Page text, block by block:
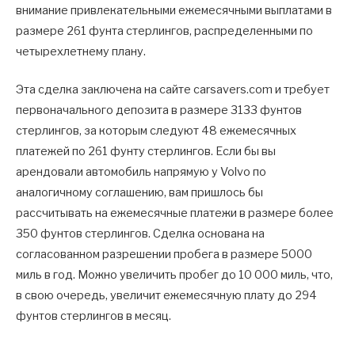
внимание привлекательными ежемесячными выплатами в
размере 261 фунта стерлингов, распределенными по
четырехлетнему плану.
Эта сделка заключена на сайте carsavers.com и требует
первоначального депозита в размере 3133 фунтов
стерлингов, за которым следуют 48 ежемесячных
платежей по 261 фунту стерлингов. Если бы вы
арендовали автомобиль напрямую у Volvo по
аналогичному соглашению, вам пришлось бы
рассчитывать на ежемесячные платежи в размере более
350 фунтов стерлингов. Сделка основана на
согласованном разрешении пробега в размере 5000
миль в год. Можно увеличить пробег до 10 000 миль, что,
в свою очередь, увеличит ежемесячную плату до 294
фунтов стерлингов в месяц.